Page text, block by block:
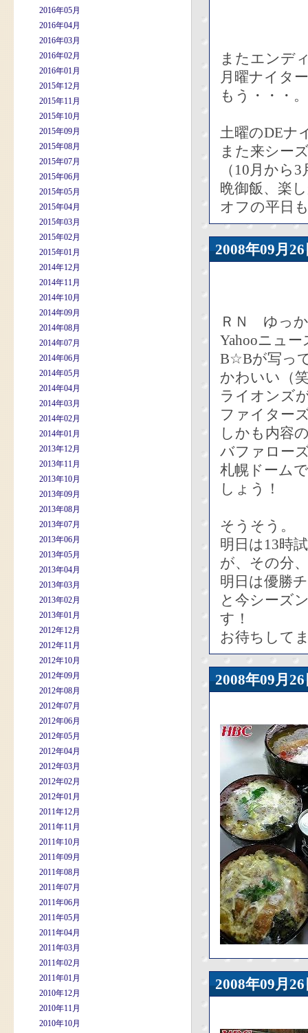
2016年05月
2016年04月
2016年03月
2016年02月
2016年01月
2015年12月
2015年11月
2015年10月
2015年09月
2015年08月
2015年07月
2015年06月
2015年05月
2015年04月
2015年03月
2015年02月
2015年01月
2014年12月
2014年11月
2014年10月
2014年09月
2014年08月
2014年07月
2014年06月
2014年05月
2014年04月
2014年03月
2014年02月
2014年01月
2013年12月
2013年11月
2013年10月
2013年09月
2013年08月
2013年07月
2013年06月
2013年05月
2013年04月
2013年03月
2013年02月
2013年01月
2012年12月
2012年11月
2012年10月
2012年09月
2012年08月
2012年07月
2012年06月
2012年05月
2012年04月
2012年03月
2012年02月
2012年01月
2011年12月
2011年11月
2011年10月
2011年09月
2011年08月
2011年07月
2011年06月
2011年05月
2011年04月
2011年03月
2011年02月
2011年01月
2010年12月
2010年11月
2010年10月
またエンデ
月曜ナイタ
もう・・・。
土曜のDEナ
また来シー
（10月から
晩御飯、楽
オフの平日
2008年09
ＲＮ ゆっ
Yahooニュ
B☆Bが写っ
かわいい（
ライオンズ
ファイター
しかも内容
バファロー
札幌ドーム
しょう！
そうそう。
明日は13時
が、その分
明日は優勝
と今シーズ
す！
お待ちして
2008年09
2008年09